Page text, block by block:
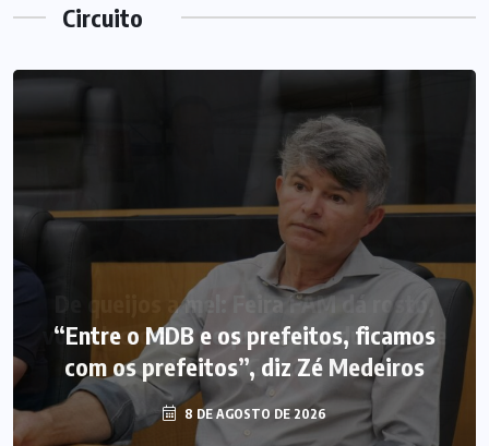
Circuito
“Entre o MDB e os prefeitos, ficamos
com os prefeitos”, diz Zé Medeiros
8 DE AGOSTO DE 2026